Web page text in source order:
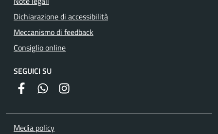
Dichiarazione di accessibilità
Meccanismo di feedback
Consiglio online
SEGUICI SU
facebook whatsapp
Media policy